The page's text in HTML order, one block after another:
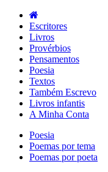
Escritores
Livros
Provérbios
Pensamentos
Poesia
Textos
Também Escrevo
Livros infantis
A Minha Conta
Poesia
Poemas por tema
Poemas por poeta